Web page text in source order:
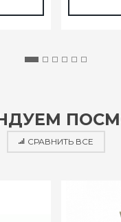
СРАВНИТЬ ВСЕ